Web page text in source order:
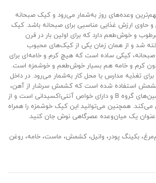
وعده‌های روز به‌شمار می‌رود و کیک صبحانه
حاوی ارزش غذایی مناسبی برای صبحانه باشد. کیک
و خوش‌طعم دارد که برای اولین بار در قرن
شد و از همان زمان یکی از کیک‌های محبوب
کیکی ساده است که هیچ کرم و خامه‌ای برای
بدون کرم و خامه هم بسیار خوش‌طعم و خوشمزه است.
تغذیه مدارس یا محل کار به‌شمار می‌رود. در داخل
استفاده شده است که کشمش سرشار از آهن،
پتاسیم، کلسیم و ویتامین‌های گروه B و دارای خواص آنتی‌اکسیدانی است و از
همچنین می‌توانید این کیک خوشمزه را همراه
یک میان‌وعده عصرگاهی نوش جان کنید.
بکینگ پودر، وانیل، کشمش، ماست، خامه، روغن